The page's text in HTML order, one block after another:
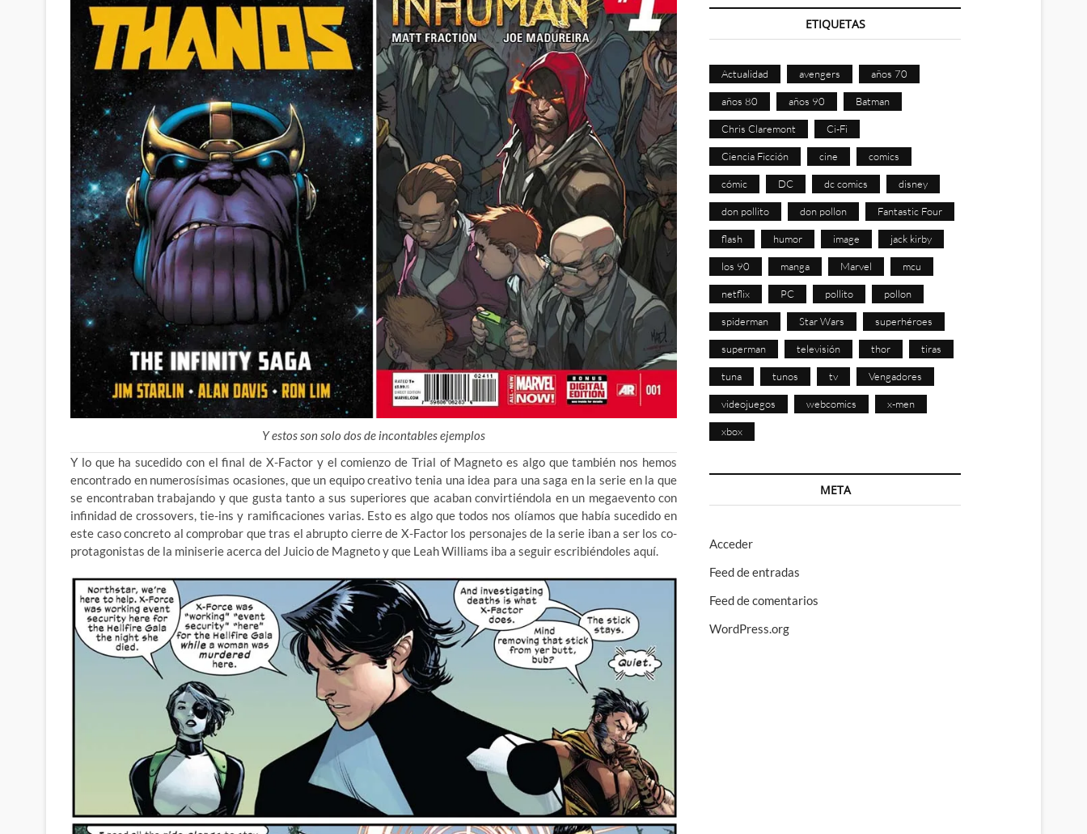
Y estos son solo dos de incontables ejemplos
Y lo que ha sucedido con el final de X-Factor y el comienzo de Trial of Magneto es algo que también nos hemos
encontrado en numerosísimas ocasiones, que un equipo creativo tenia una idea para una saga en la serie en la que
se encontraban trabajando y que gusta tanto a sus superiores que acaban convirtiéndola en un megaevento con
infinidad de crossovers, tie-ins y ramificaciones varias. Esto es algo que todos nos olíamos que había sucedido en
este caso concreto al comprobar que tras el abrupto cierre de X-Factor los personajes de la serie iban a ser los co-
protagonistas de la miniserie acerca del Juicio de Magneto y que Leah Williams iba a seguir escribiéndoles aquí.
ETIQUETAS
Actualidad avengers años 70
años 80 años 90 Batman
Chris Claremont Ci-Fi
Ciencia Ficción cine comics
cómic DC dc comics disney
don pollito don pollon Fantastic Four
flash humor image jack kirby
los 90 manga Marvel mcu
netflix PC pollito pollon
spiderman Star Wars superhéroes
superman televisión thor tiras
tuna tunos tv Vengadores
videojuegos webcomics x-men
xbox
META
Acceder
Feed de entradas
Feed de comentarios
WordPress.org